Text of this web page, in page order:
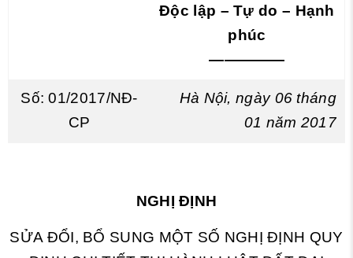
Độc lập – Tự do – Hạnh
phúc
—————
Số: 01/2017/NĐ-
CP
Hà Nội, ngày 06 tháng
01 năm 2017
NGHỊ ĐỊNH
SỬA ĐỔI, BỔ SUNG MỘT SỐ NGHỊ ĐỊNH QUY